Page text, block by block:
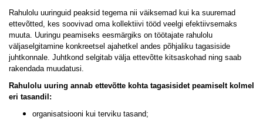
Rahulolu uuringuid peaksid tegema nii väiksemad kui ka suuremad
ettevõtted, kes soovivad oma kollektiivi tööd veelgi efektiivsemaks
muuta. Uuringu peamiseks eesmärgiks on töötajate rahulolu
väljaselgitamine konkreetsel ajahetkel andes põhjaliku tagasiside
juhtkonnale. Juhtkond selgitab välja ettevõtte kitsaskohad ning saab
rakendada muudatusi.
Rahulolu uuring annab ettevõtte kohta tagasisidet peamiselt kolmel
eri tasandil:
organisatsiooni kui terviku tasand;